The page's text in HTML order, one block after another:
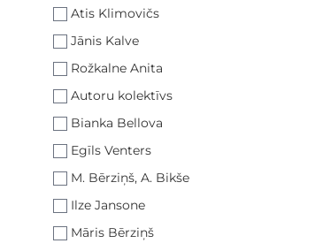
Atis Klimovičs
Jānis Kalve
Rožkalne Anita
Autoru kolektīvs
Bianka Bellova
Egīls Venters
M. Bērziņš, A. Bikše
Ilze Jansone
Māris Bērziņš